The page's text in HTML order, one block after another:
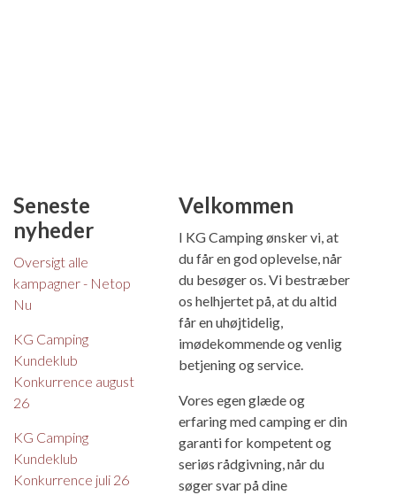
Seneste
nyheder
Oversigt alle
kampagner - Netop
Nu
KG Camping
Kundeklub
Konkurrence august
26
KG Camping
Kundeklub
Konkurrence juli 26
Velkommen
I KG Camping ønsker vi, at
du får en god oplevelse, når
du besøger os. Vi bestræber
os helhjertet på, at du altid
får en uhøjtidelig,
imødekommende og venlig
betjening og service.
Vores egen glæde og
erfaring med camping er din
garanti for kompetent og
seriøs rådgivning, når du
søger svar på dine